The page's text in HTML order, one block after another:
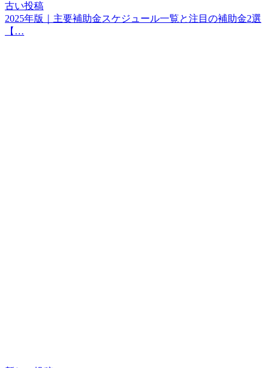
古い投稿
2025年版｜主要補助金スケジュール一覧と注目の補助金2選
【…